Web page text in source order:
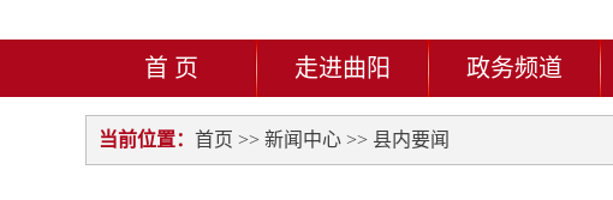
首 页 走进曲阳 政务频道
当前位置： 首页 >> 新闻中心 >> 县内要闻